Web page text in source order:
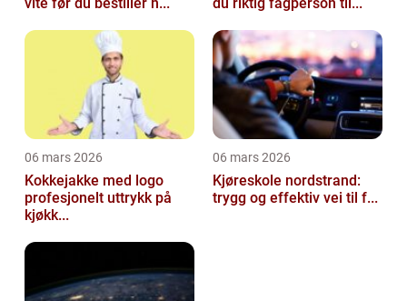
06 mars 2026
Kokkejakke med logo
profesjonelt uttrykk på
kjøkk...
06 mars 2026
Kjøreskole nordstrand:
trygg og effektiv vei til f...